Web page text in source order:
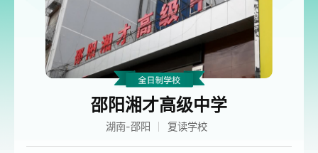
邵阳湘才高级中学
湖南-邵阳 复读学校